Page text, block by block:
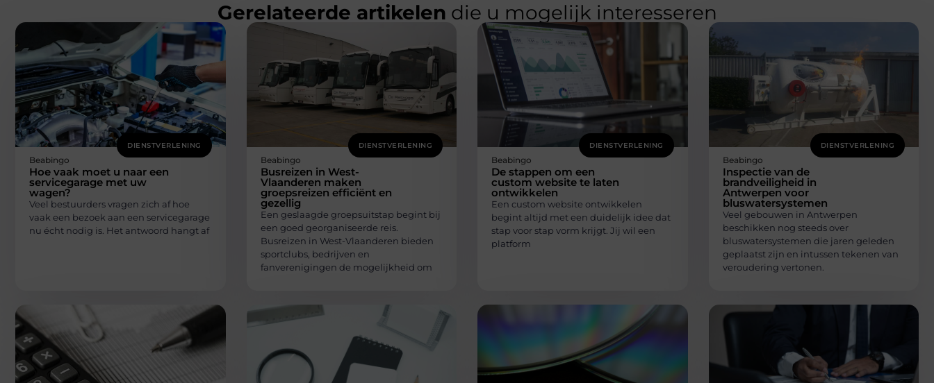
Gerelateerde artikelen die u mogelijk interesseren
DIENSTVERLENING
Beabingo
Hoe vaak moet u naar een
servicegarage met uw
wagen?
Veel bestuurders vragen zich af hoe
vaak een bezoek aan een servicegarage
nu écht nodig is. Het antwoord hangt af
DIENSTVERLENING
Beabingo
Busreizen in West-
Vlaanderen maken
groepsreizen efficiënt en
gezellig
Een geslaagde groepsuitstap begint bij
een goed georganiseerde reis.
Busreizen in West-Vlaanderen bieden
sportclubs, bedrijven en
fanverenigingen de mogelijkheid om
DIENSTVERLENING
Beabingo
De stappen om een
custom website te laten
ontwikkelen
Een custom website ontwikkelen
begint altijd met een duidelijk idee dat
stap voor stap vorm krijgt. Jij wil een
platform
DIENSTVERLENING
Beabingo
Inspectie van de
brandveiligheid in
Antwerpen voor
bluswatersystemen
Veel gebouwen in Antwerpen
beschikken nog steeds over
bluswatersystemen die jaren geleden
geplaatst zijn en intussen tekenen van
veroudering vertonen.